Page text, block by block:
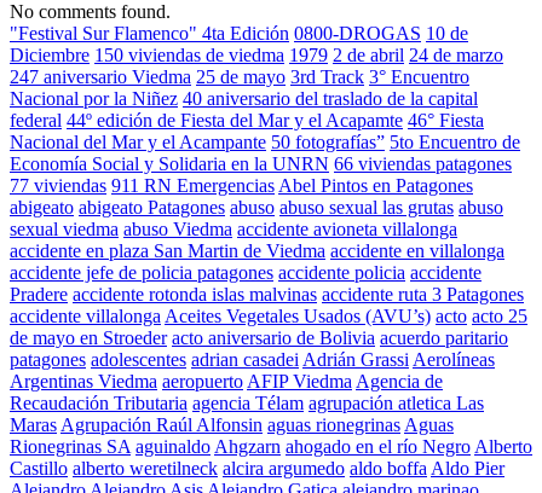
No comments found.
"Festival Sur Flamenco" 4ta Edición 0800-DROGAS 10 de
Diciembre 150 viviendas de viedma 1979 2 de abril 24 de marzo
247 aniversario Viedma 25 de mayo 3rd Track 3° Encuentro
Nacional por la Niñez 40 aniversario del traslado de la capital
federal 44º edición de Fiesta del Mar y el Acapamte 46° Fiesta
Nacional del Mar y el Acampante 50 fotografías” 5to Encuentro de
Economía Social y Solidaria en la UNRN 66 viviendas patagones
77 viviendas 911 RN Emergencias Abel Pintos en Patagones
abigeato abigeato Patagones abuso abuso sexual las grutas abuso
sexual viedma abuso Viedma accidente avioneta villalonga
accidente en plaza San Martin de Viedma accidente en villalonga
accidente jefe de policia patagones accidente policia accidente
Pradere accidente rotonda islas malvinas accidente ruta 3 Patagones
accidente villalonga Aceites Vegetales Usados (AVU’s) acto acto 25
de mayo en Stroeder acto aniversario de Bolivia acuerdo paritario
patagones adolescentes adrian casadei Adrián Grassi Aerolíneas
Argentinas Viedma aeropuerto AFIP Viedma Agencia de
Recaudación Tributaria agencia Télam agrupación atletica Las
Maras Agrupación Raúl Alfonsin aguas rionegrinas Aguas
Rionegrinas SA aguinaldo Ahgzarn ahogado en el río Negro Alberto
Castillo alberto weretilneck alcira argumedo aldo boffa Aldo Pier